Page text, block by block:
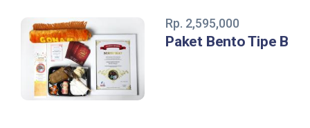
Rp. 2,595,000
Paket Bento Tipe B